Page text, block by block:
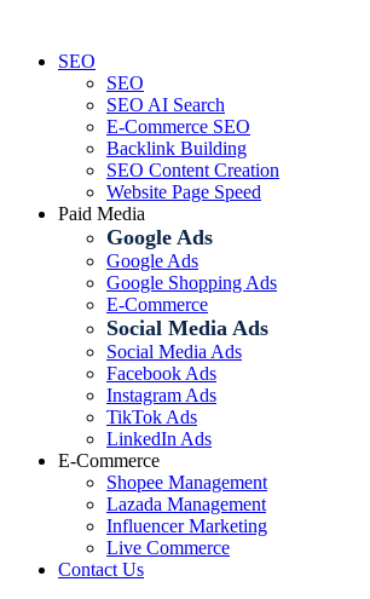
contentSEO
SEO
SEO AI Search
E-Commerce SEO
Backlink Building
SEO Content Creation
Website Page Speed
Paid Media
Google Ads
Google Ads
Google Shopping Ads
E-Commerce
Social Media Ads
Social Media Ads
Facebook Ads
Instagram Ads
TikTok Ads
LinkedIn Ads
E-Commerce
Shopee Management
Lazada Management
Influencer Marketing
Live Commerce
Contact Us